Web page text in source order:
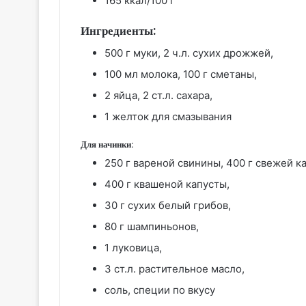
Ингредиенты:
500 г муки, 2 ч.л. сухих дрожжей,
100 мл молока, 100 г сметаны,
2 яйца, 2 ст.л. сахара,
1 желток для смазывания
Для начинки:
250 г вареной свинины, 400 г свежей
400 г квашеной капусты,
30 г сухих белый грибов,
80 г шампиньонов,
1 луковица,
3 ст.л. растительное масло,
соль, специи по вкусу